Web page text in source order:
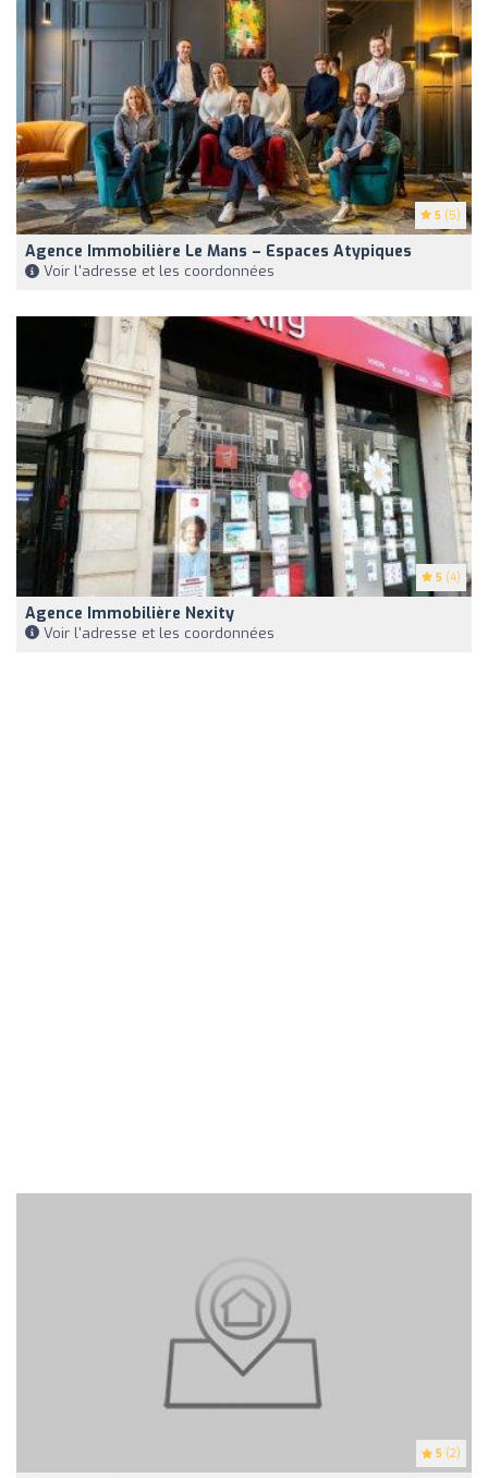
5 (5)
Agence Immobilière Le Mans – Espaces Atypiques
Voir l'adresse et les coordonnées
5 (4)
Agence Immobilière Nexity
Voir l'adresse et les coordonnées
5 (2)